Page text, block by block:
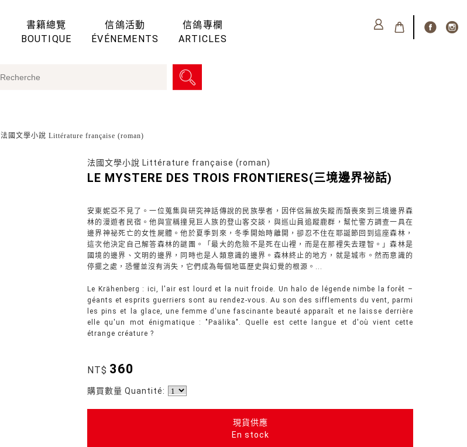
書籍總覽
BOUTIQUE
信鴿活動
ÉVÉNEMENTS
信鴿專欄
ARTICLES
法國文學小說 Littérature française (roman)
法國文學小說 Littérature française (roman)
LE MYSTERE DES TROIS FRONTIERES(三境邊界祕話)
安東妮亞不見了。一位蒐集與研究神話傳說的民族學者，因伴侶無故失蹤而頹喪來到三境邊界森
林的漫遊者民宿。他與宣稱撞見巨人族的登山客交談，與巡山員追蹤鹿群，幫忙警方調查一具在
邊界神祕死亡的女性屍體。他於夏季到來，冬季開始時離開，卻忍不住在耶誕節回到這座森林，
這次他決定自己解答森林的謎團。「最大的危險不是死在山裡，而是在那裡失去理智。」森林是
國境的邊界、文明的邊界，同時也是人類意識的邊界。森林終止的地方，就是城市。然而意識的
停擺之處，恐懼並沒有消失，它們成為每個地區歷史與幻覺的根源。...
Le Krähenberg : ici, l'air est lourd et la nuit froide. Un halo de légende nimbe la forêt –
géants et esprits guerriers sont au rendez-vous. Au son des sifflements du vent, parmi
les pins et la glace, une femme d'une fascinante beauté apparaît et ne laisse derrière
elle qu'un mot énigmatique : "Paälika". Quelle est cette langue et d'où vient cette
étrange créature ?
NT$ 360
購買數量 Quantité:
現貨供應
En stock